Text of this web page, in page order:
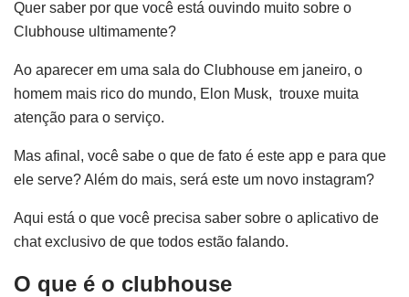
Quer saber por que você está ouvindo muito sobre o
Clubhouse ultimamente?
Ao aparecer em uma sala do Clubhouse em janeiro, o
homem mais rico do mundo, Elon Musk, trouxe muita
atenção para o serviço.
Mas afinal, você sabe o que de fato é este app e para que
ele serve? Além do mais, será este um novo instagram?
Aqui está o que você precisa saber sobre o aplicativo de
chat exclusivo de que todos estão falando.
O que é o clubhouse